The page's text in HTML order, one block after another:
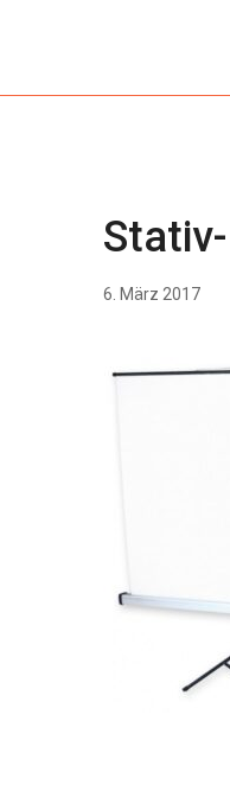
6. März 2017